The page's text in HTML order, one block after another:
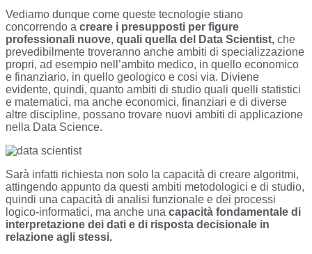
Vediamo dunque come queste tecnologie stiano
concorrendo a creare i presupposti per figure
professionali nuove, quali quella del Data Scientist, che
prevedibilmente troveranno anche ambiti di specializzazione
propri, ad esempio nell’ambito medico, in quello economico
e finanziario, in quello geologico e cosi via. Diviene
evidente, quindi, quanto ambiti di studio quali quelli statistici
e matematici, ma anche economici, finanziari e di diverse
altre discipline, possano trovare nuovi ambiti di applicazione
nella Data Science.
Sarà infatti richiesta non solo la capacità di creare algoritmi,
attingendo appunto da questi ambiti metodologici e di studio,
quindi una capacità di analisi funzionale e dei processi
logico-informatici, ma anche una capacità fondamentale di
interpretazione dei dati e di risposta decisionale in
relazione agli stessi.